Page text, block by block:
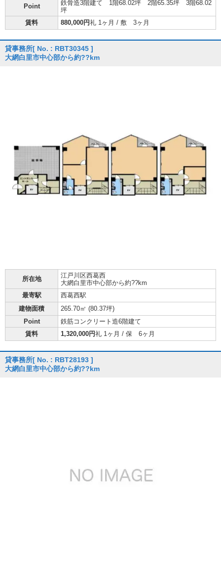
Point
鉄骨造3階建て 1階68.02坪 2階65.35坪 3階68.02
坪
賃料
880,000円礼 1ヶ月 / 敷 3ヶ月
貸事務所[ No. : RBT30345 ]
大網白里市中心部から約??km
所在地 江戸川区西葛西
大網白里市中心部から約??km
最寄駅
西葛西駅
建物面積
265.70㎡ (80.37坪)
Point
鉄筋コンクリート造6階建て
賃料
1,320,000円礼 1ヶ月 / 保 6ヶ月
貸事務所[ No. : RBT28193 ]
大網白里市中心部から約??km